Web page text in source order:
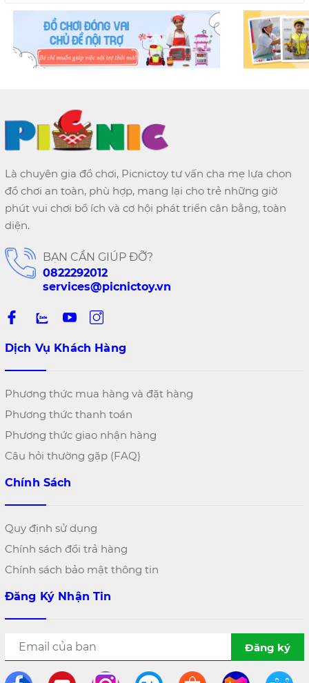
Là chuyên gia đồ chơi, Picnictoy tư vấn cha mẹ lựa chọn
đồ chơi an toàn, phù hợp, mang lại cho trẻ những giờ
phút vui chơi bổ ích và cơ hội phát triển cân bằng, toàn
diện.
BẠN CẦN GIÚP ĐỠ?
0822292012
services@picnictoy.vn
Dịch Vụ Khách Hàng
Phương thức mua hàng và đặt hàng
Phương thức thanh toán
Phương thức giao nhận hàng
Câu hỏi thường gặp (FAQ)
Chính Sách
Quy định sử dụng
Chính sách đổi trả hàng
Chính sách bảo mật thông tin
Đăng Ký Nhận Tin
Đăng ký